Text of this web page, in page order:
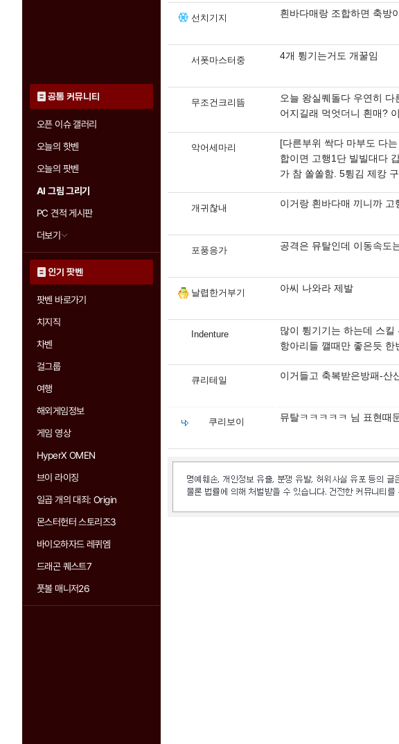
공통 커뮤니티
오픈 이슈 갤러리
오늘의 핫벤
오늘의 팟벤
AI 그림 그리기
PC 견적 게시판
더보기
인기 팟벤
팟벤 바로가기
치지직
차벤
걸그룹
여행
해외게임정보
게임 영상
HyperX OMEN
브이 라이징
일곱 개의 대죄: Origin
몬스터헌터 스토리즈3
바이오하자드 레퀴엠
드래곤 퀘스트7
풋볼 매니저26
선치기지 흰바다매랑 조합하면 축방
서폿마스터중 4개 튕기는거도 개꿀임
무조건크리뜸
오늘 왕실퀘돌다 우연히
어지길래 먹엇더니 흰매?
악어세마리
[다른부위 싹다 마부도 다
합이면 고행1단 빌빌대다
가 참 쏠쏠함. 5튕김 제캉
개귀찮내 이거랑 흰바다매 끼니까 고
포풍응가 공격은 뮤탈인데 이동속도
날렵한거부기 아씨 나와라 제발
Indenture
많이 튕기기는 하는데 스킬
항아리들 깰때만 좋은듯 한
큐리테일 이거들고 축복받은방패-산
쿠리보이 뮤탈ㅋㅋㅋㅋㅋ 님 표현때